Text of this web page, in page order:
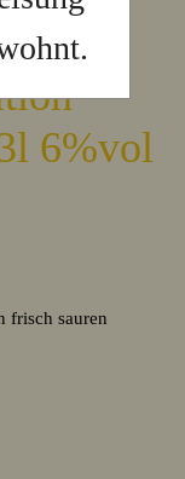
6%vol
frisch sauren